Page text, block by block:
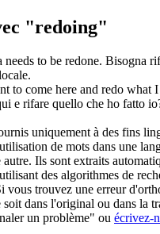
"redoing"
needs to be redone. Bisogna
to come here and redo what
e rifare quello che ho fatto
uniquement à des fins
de mots dans une
Ils sont extraits
des algorithmes de
vous trouvez une erreur
dans l'original ou dans la
un problème" ou écrivez-